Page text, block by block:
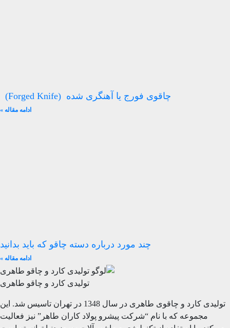
چاقوی فورج یا آهنگری شده (Forged Knife)
ادامه مقاله »
چند مورد درباره دسته چاقو که باید بدانید
ادامه مقاله »
تولیدی کارد و چاقو طاهری
تولیدی کارد و چاقوی طاهری در سال 1348 در تهران تاسیس شد. این
مجموعه که با نام “شرکت پیشرو پولاد کاران طاهر” نیز فعالیت